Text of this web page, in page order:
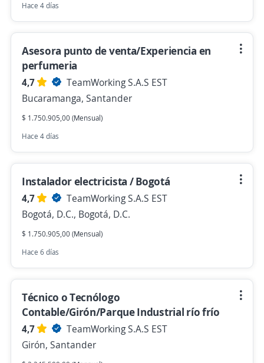
Hace 4 días
Asesora punto de venta/Experiencia en
perfumeria
4,7
TeamWorking S.A.S EST
Bucaramanga, Santander
$ 1.750.905,00 (Mensual)
Hace 4 días
Instalador electricista / Bogotá
4,7
TeamWorking S.A.S EST
Bogotá, D.C., Bogotá, D.C.
$ 1.750.905,00 (Mensual)
Hace 6 días
Técnico o Tecnólogo
Contable/Girón/Parque Industrial río frío
4,7
TeamWorking S.A.S EST
Girón, Santander